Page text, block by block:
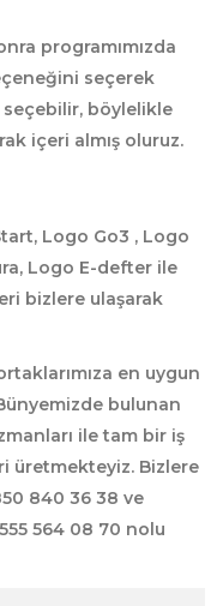
programımızda
seçerek
seçebilir, böylelikle
içeri almış oluruz.
Logo Go3 , Logo
Logo E-defter ile
bizlere ulaşarak
en uygun
bulunan
ile tam bir iş
üretmekteyiz. Bizlere
840 36 38 ve
564 08 70 nolu